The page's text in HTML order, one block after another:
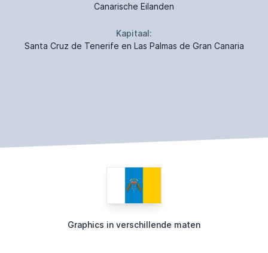
Canarische Eilanden
Kapitaal:
Santa Cruz de Tenerife en Las Palmas de Gran Canaria
Graphics in verschillende maten